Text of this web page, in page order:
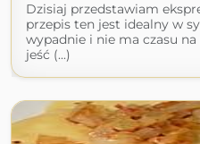
Dzisiaj przedstawiam
przepis ten jest idealny w
wypadnie i nie ma czasu
jeść (...)